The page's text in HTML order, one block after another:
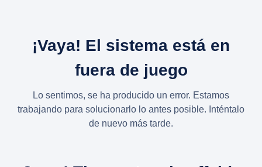
¡Vaya! El sistema está en
fuera de juego
Lo sentimos, se ha producido un error. Estamos
trabajando para solucionarlo lo antes posible. Inténtalo
de nuevo más tarde.